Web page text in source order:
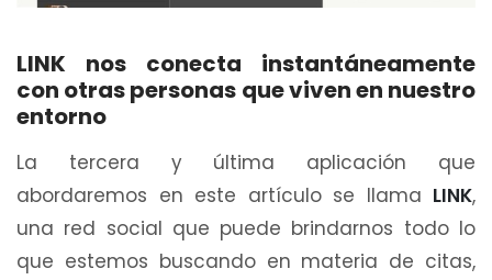
LINK nos conecta instantáneamente
con otras personas que viven en nuestro
entorno
La tercera y última aplicación que
abordaremos en este artículo se llama LINK,
una red social que puede brindarnos todo lo
que estemos buscando en materia de citas,